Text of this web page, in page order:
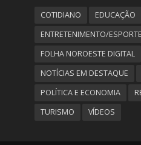
COTIDIANO
EDUCAÇÃO
ENTRETENIMENTO/
FOLHA NOROESTE DIGITAL
NOTÍCIAS EM DESTAQUE
POLÍTICA E ECONOMIA
TURISMO
VÍDEOS